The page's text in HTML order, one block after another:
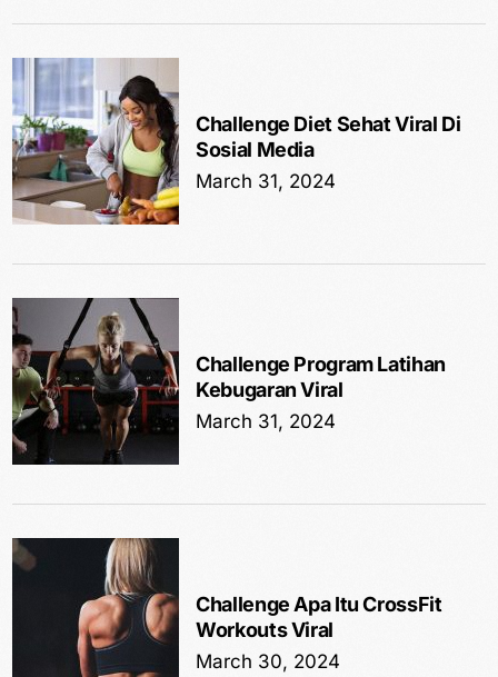
Challenge Diet Sehat Viral Di
Sosial Media
March 31, 2024
Challenge Program Latihan
Kebugaran Viral
March 31, 2024
Challenge Apa Itu CrossFit
Workouts Viral
March 30, 2024